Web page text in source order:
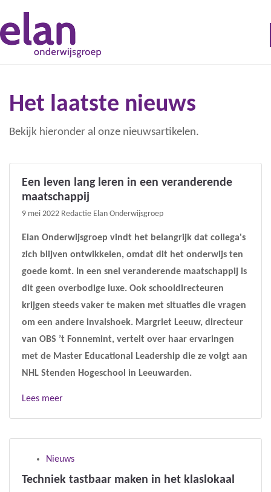
Het laatste nieuws
Bekijk hieronder al onze nieuwsartikelen.
Een leven lang leren in een veranderende
maatschappij
9 mei 2022 Redactie Elan Onderwijsgroep
Elan Onderwijsgroep vindt het belangrijk dat collega's
zich blijven ontwikkelen, omdat dit het onderwijs ten
goede komt. In een snel veranderende maatschappij is
dit geen overbodige luxe. Ook schooldirecteuren
krijgen steeds vaker te maken met situaties die vragen
om een andere invalshoek. Margriet Leeuw, directeur
van OBS ’t Fonnemint, vertelt over haar ervaringen
met de Master Educational Leadership die ze volgt aan
NHL Stenden Hogeschool in Leeuwarden.
Lees meer
Nieuws
Techniek tastbaar maken in het klaslokaal